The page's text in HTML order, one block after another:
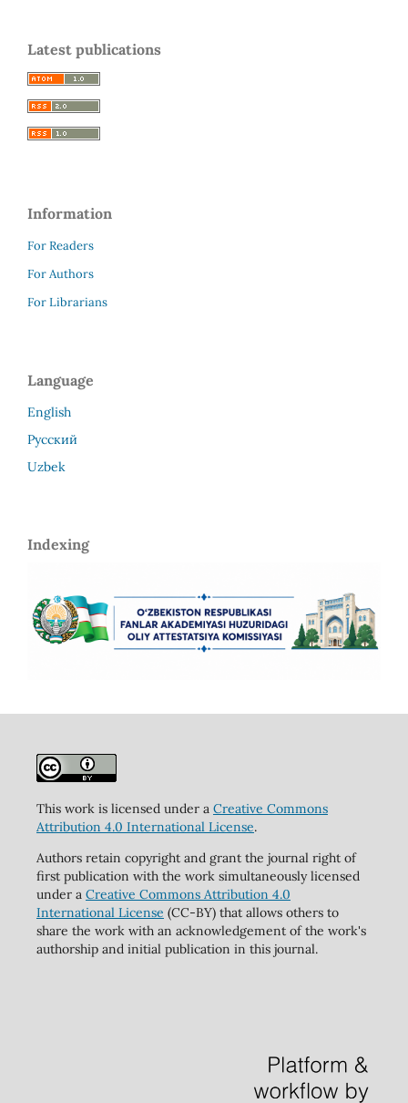
Latest publications
Information
For Readers
For Authors
For Librarians
Language
English
Русский
Uzbek
Indexing
This work is licensed under a Creative Commons
Attribution 4.0 International License.
Authors retain copyright and grant the journal right of
first publication with the work simultaneously licensed
under a Creative Commons Attribution 4.0
International License (CC-BY) that allows others to
share the work with an acknowledgement of the work's
authorship and initial publication in this journal.